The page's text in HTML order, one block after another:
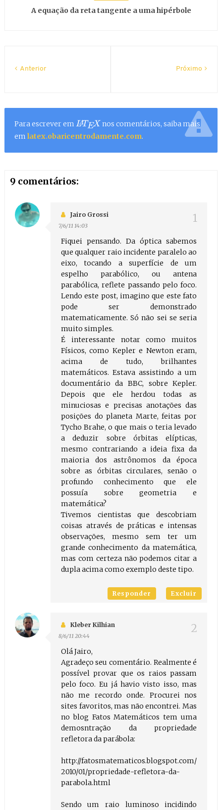
A equação da reta tangente a uma hipérbole
Próximo
Anterior
Para escrever em LATEX nos comentários, saiba mais
em latex.obaricentrodamente.com.
9 comentários:
Jairo Grossi
7/6/11 14:03
Fiquei pensando. Da óptica sabemos
que qualquer raio incidente paralelo ao
eixo, tocando a superfície de um
espelho parabólico, ou antena
parabólica, reflete passando pelo foco.
Lendo este post, imagino que este fato
pode ser demonstrado
matematicamente. Só não sei se seria
muito simples.
É interessante notar como muitos
Físicos, como Kepler e Newton eram,
acima de tudo, brilhantes
matemáticos. Estava assistindo a um
documentário da BBC, sobre Kepler.
Depois que ele herdou todas as
minuciosas e precisas anotações das
posições do planeta Marte, feitas por
Tycho Brahe, o que mais o teria levado
a deduzir sobre órbitas elípticas,
mesmo contrariando a ideia fixa da
maioria dos astrônomos da época
sobre as órbitas circulares, senão o
profundo conhecimento que ele
possuía sobre geometria e
matemática?
Tivemos cientistas que descobriam
coisas através de práticas e intensas
observações, mesmo sem ter um
grande conhecimento da matemática,
mas com certeza não podemos citar a
dupla acima como exemplo deste tipo.
Responder Excluir
Kleber Kilhian
8/6/11 20:44
Olá Jairo,
Agradeço seu comentário. Realmente é
possível provar que os raios passam
pelo foco. Eu já havio visto isso, mas
não me recordo onde. Procurei nos
sites favoritos, mas não encontrei. Mas
no blog Fatos Matemáticos tem uma
demosntração da propriedade
refletora da parábola:
http://fatosmatematicos.blogspot.com/
2010/01/propriedade-refletora-da-
parabola.html
Sendo um raio luminoso incidindo